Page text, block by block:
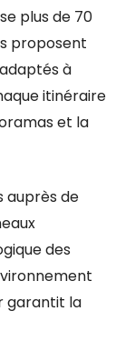
plus de 70
proposent
adaptés à
itinéraire
et la
auprès de
des
garantit la